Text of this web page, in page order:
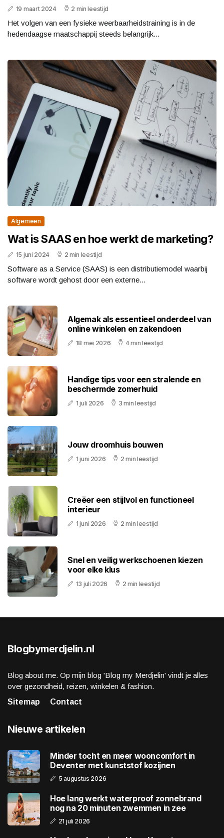
19 maart 2024 2 min leestijd
Het volgen van een fysieke weerbaarheidstraining is in de
hedendaagse maatschappij steeds belangrijk...
Algemeen
Wat is SAAS en hoe werkt de marketing?
15 juni 2024 2 min leestijd
Software as a Service (SAAS) is een distributiemodel waarbij
software wordt gehost door een externe...
Algemak als essentieel onderdeel van
online winkelen en zakendoen
18 mei 2026 4 min leestijd
Handige tips voor een stralende en
beschermde zomerhuid
1 juli 2026 3 min leestijd
Jouw droomhuis bouwen
1 juni 2026 2 min leestijd
Creëer een stijlvol en functioneel
interieur
1 juni 2026 2 min leestijd
Snel en veilig werkschoenen kiezen
voor elke klus
13 juli 2026 2 min leestijd
Blogbymerdjelin.nl
Blog about me. Op mijn blog 'Blog my Merdjelin' vindt je alles
over gezondheid, reizen, winkelen & fashion.
Sitemap
Contact
Nieuwe artikelen
Minder tocht en meer wooncomfort in
Deventer met kunststof kozijnen
5 augustus 2026
Hoe lang werkt waterproof zonnebrand
nog na 20 minuten zwemmen in zee
21 juli 2026